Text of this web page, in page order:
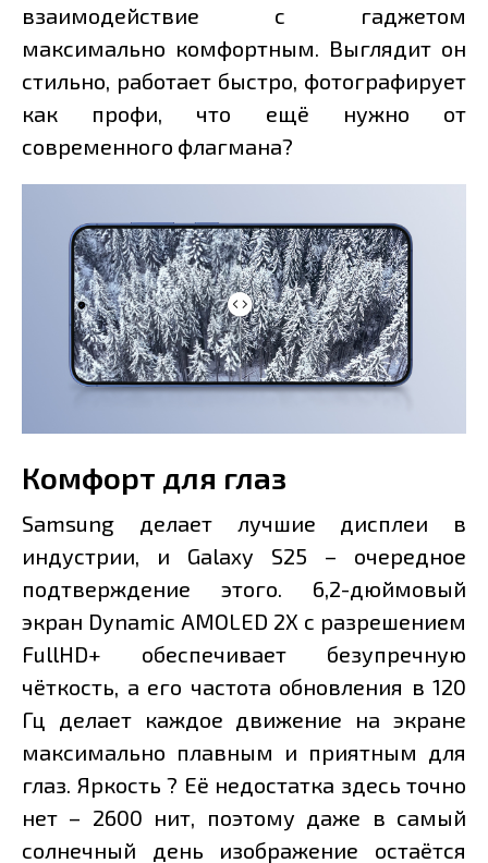
взаимодействие с гаджетом
максимально комфортным. Выглядит он
стильно, работает быстро, фотографирует
как профи, что ещё нужно от
современного флагмана?
Комфорт для глаз
Samsung делает лучшие дисплеи в
индустрии, и Galaxy S25 – очередное
подтверждение этого. 6,2-дюймовый
экран Dynamic AMOLED 2X с разрешением
FullHD+ обеспечивает безупречную
чёткость, а его частота обновления в 120
Гц делает каждое движение на экране
максимально плавным и приятным для
глаз. Яркость ? Её недостатка здесь точно
нет – 2600 нит, поэтому даже в самый
солнечный день изображение остаётся